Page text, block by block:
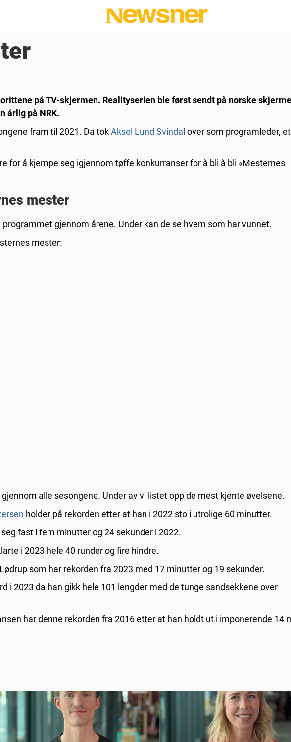
på TV-skjermen. Realityserien ble først sendt på norske
årlig på NRK.
fram til 2021. Da tokAksel Lund Svindal over som programleder,
for å kjempe seg igjennom tøffe konkurranser for å bli å bli «Mesternes
mester
gjennom årene. Under kan de se hvem som har vunnet.
mester:
alle sesongene. Under av vi listet opp de mest kjente øvelsene.
holder på rekorden etter at han i 2022 sto i utrolige 60 minutter.
fast i fem minutter og 24 sekunder i 2022.
i 2023 hele 40 runder og fire hindre.
som har rekorden fra 2023 med 17 minutter og 19 sekunder.
i 2023 da han gikk hele 101 lengder med de tunge sandsekkene over
har denne rekorden fra 2016 etter at han holdt ut i imponerende 14